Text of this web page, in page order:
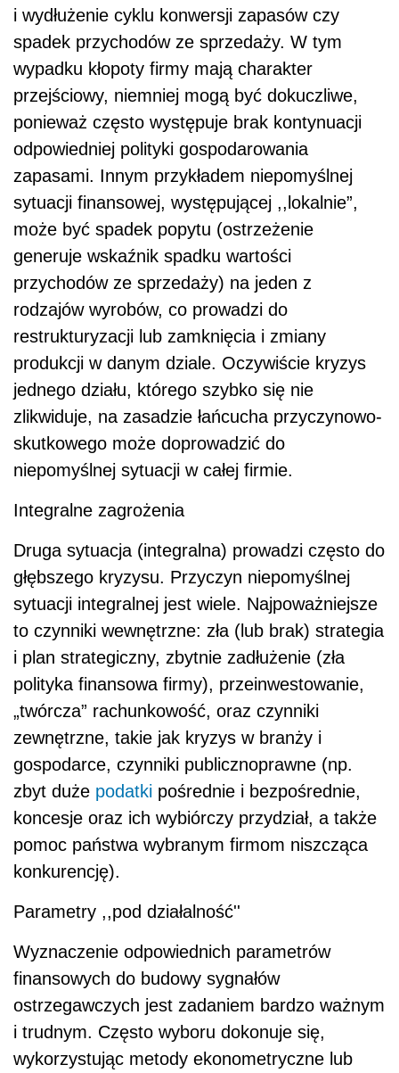
i wydłużenie cyklu konwersji zapasów czy
spadek przychodów ze sprzedaży. W tym
wypadku kłopoty firmy mają charakter
przejściowy, niemniej mogą być dokuczliwe,
ponieważ często występuje brak kontynuacji
odpowiedniej polityki gospodarowania
zapasami. Innym przykładem niepomyślnej
sytuacji finansowej, występującej ,,lokalnie”,
może być spadek popytu (ostrzeżenie
generuje wskaźnik spadku wartości
przychodów ze sprzedaży) na jeden z
rodzajów wyrobów, co prowadzi do
restrukturyzacji lub zamknięcia i zmiany
produkcji w danym dziale. Oczywiście kryzys
jednego działu, którego szybko się nie
zlikwiduje, na zasadzie łańcucha przyczynowo-
skutkowego może doprowadzić do
niepomyślnej sytuacji w całej firmie.
Integralne zagrożenia
Druga sytuacja (integralna) prowadzi często do
głębszego kryzysu. Przyczyn niepomyślnej
sytuacji integralnej jest wiele. Najpoważniejsze
to czynniki wewnętrzne: zła (lub brak) strategia
i plan strategiczny, zbytnie zadłużenie (zła
polityka finansowa firmy), przeinwestowanie,
„twórcza” rachunkowość, oraz czynniki
zewnętrzne, takie jak kryzys w branży i
gospodarce, czynniki publicznoprawne (np.
zbyt duże podatki pośrednie i bezpośrednie,
koncesje oraz ich wybiórczy przydział, a także
pomoc państwa wybranym firmom niszcząca
konkurencję).
Parametry ,,pod działalność''
Wyznaczenie odpowiednich parametrów
finansowych do budowy sygnałów
ostrzegawczych jest zadaniem bardzo ważnym
i trudnym. Często wyboru dokonuje się,
wykorzystując metody ekonometryczne lub